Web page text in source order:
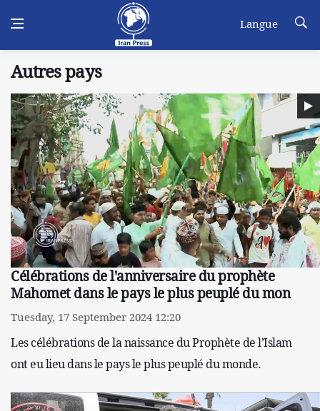
Langue
Autres pays
Célébrations de l'anniversaire du prophète
Mahomet dans le pays le plus peuplé du mon
Tuesday, 17 September 2024 12:20
Les célébrations de la naissance du Prophète de l’Islam
ont eu lieu dans le pays le plus peuplé du monde.